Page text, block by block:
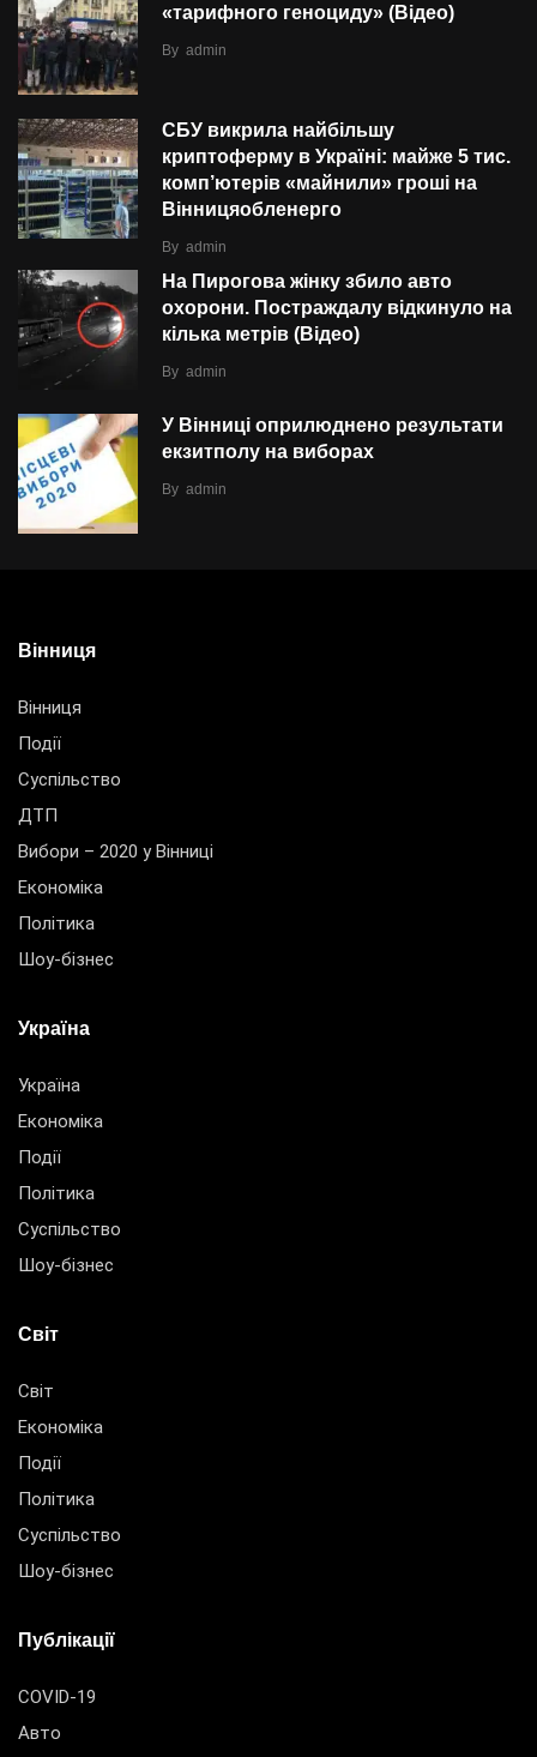
«тарифного геноциду» (Відео)
By admin
СБУ викрила найбільшу
криптоферму в Україні: майже 5 тис.
комп’ютерів «майнили» гроші на
Вінницяобленерго
By admin
На Пирогова жінку збило авто
охорони. Постраждалу відкинуло на
кілька метрів (Відео)
By admin
У Вінниці оприлюднено результати
екзитполу на виборах
By admin
Вінниця
Вінниця
Події
Суспільство
ДТП
Вибори – 2020 у Вінниці
Економіка
Політика
Шоу-бізнес
Україна
Україна
Економіка
Події
Політика
Суспільство
Шоу-бізнес
Світ
Світ
Економіка
Події
Політика
Суспільство
Шоу-бізнес
Публікації
COVID-19
Авто